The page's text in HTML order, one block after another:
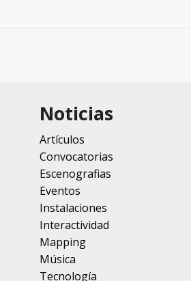
Noticias
Artículos
Convocatorias
Escenografias
Eventos
Instalaciones
Interactividad
Mapping
Música
Tecnología